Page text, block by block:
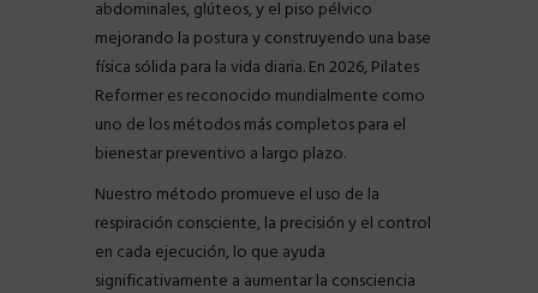
abdominales, glúteos, y el piso pélvico
mejorando la postura y construyendo una base
física sólida para la vida diaria. En 2026, Pilates
Reformer es reconocido mundialmente como
uno de los métodos más completos para el
bienestar preventivo a largo plazo.
Nuestro método promueve el uso de la
respiración consciente, la precisión y el control
en cada ejecución, lo que ayuda
significativamente a aumentar la consciencia